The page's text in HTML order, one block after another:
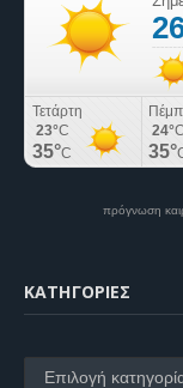
πρόγνωση
KΑΤΗΓΟΡΊΕΣ
Kατηγορίες